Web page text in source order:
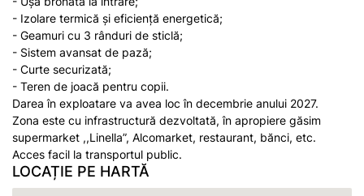
- Izolare termică și eficiență energetică;
- Geamuri cu 3 rânduri de sticlă;
- Sistem avansat de pază;
- Curte securizată;
- Teren de joacă pentru copii.
Darea în exploatare va avea loc în decembrie anului 2027.
Zona este cu infrastructură dezvoltată, în apropiere găsim
supermarket ,,Linella”, Alcomarket, restaurant, bănci, etc.
Acces facil la transportul public.
LOCAȚIE PE HARTĂ